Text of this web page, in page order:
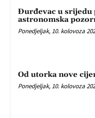
Đurđevac u srijedu
astronomska
Ponedjeljak, 10. kolovoza
Od utorka nove
Ponedjeljak, 10. kolovoza